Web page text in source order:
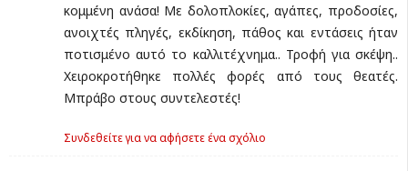
κομμένη ανάσα! Με δολοπλοκίες, αγάπες, προδοσίες,
ανοιχτές πληγές, εκδίκηση, πάθος και εντάσεις ήταν
ποτισμένο αυτό το καλλιτέχνημα.. Τροφή για σκέψη..
Χειροκροτήθηκε πολλές φορές από τους θεατές.
Μπράβο στους συντελεστές!
Συνδεθείτε για να αφήσετε ένα σχόλιο